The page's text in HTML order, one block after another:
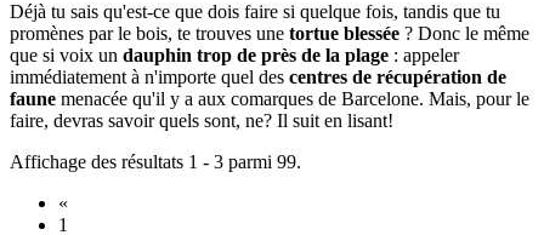
Déjà tu sais qu'est-ce que dois faire si quelque fois, tandis que tu
promènes par le bois, te trouves une tortue blessée ? Donc le même
que si voix un dauphin trop de près de la plage : appeler
immédiatement à n'importe quel des centres de récupération de
faune menacée qu'il y a aux comarques de Barcelone. Mais, pour le
faire, devras savoir quels sont, ne? Il suit en lisant!
Affichage des résultats 1 - 3 parmi 99.
«
1